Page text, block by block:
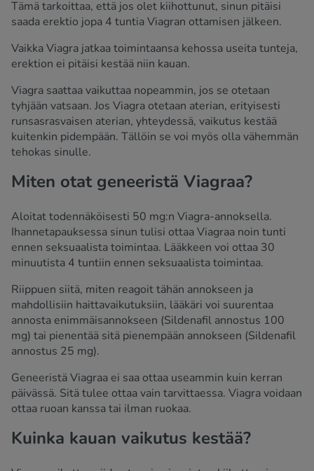
Tämä tarkoittaa, että jos olet kiihottunut, sinun pitäisi
saada erektio jopa 4 tuntia Viagran ottamisen jälkeen.
Vaikka Viagra jatkaa toimintaansa kehossa useita tunteja,
erektion ei pitäisi kestää niin kauan.
Viagra saattaa vaikuttaa nopeammin, jos se otetaan
tyhjään vatsaan. Jos Viagra otetaan aterian, erityisesti
runsasrasvaisen aterian, yhteydessä, vaikutus kestää
kuitenkin pidempään. Tällöin se voi myös olla vähemmän
tehokas sinulle.
Miten otat geneeristä Viagraa?
Aloitat todennäköisesti 50 mg:n Viagra-annoksella.
Ihannetapauksessa sinun tulisi ottaa Viagraa noin tunti
ennen seksuaalista toimintaa. Lääkkeen voi ottaa 30
minuutista 4 tuntiin ennen seksuaalista toimintaa.
Riippuen siitä, miten reagoit tähän annokseen ja
mahdollisiin haittavaikutuksiin, lääkäri voi suurentaa
annosta enimmäisannokseen (Sildenafil annostus 100
mg) tai pienentää sitä pienempään annokseen (Sildenafil
annostus 25 mg).
Geneeristä Viagraa ei saa ottaa useammin kuin kerran
päivässä. Sitä tulee ottaa vain tarvittaessa. Viagra voidaan
ottaa ruoan kanssa tai ilman ruokaa.
Kuinka kauan vaikutus kestää?